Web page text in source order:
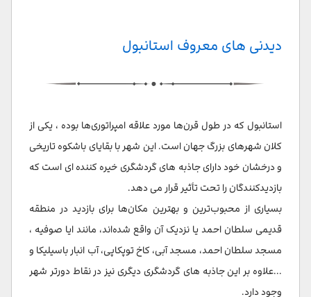
دیدنی های معروف استانبول
استانبول که در طول قرن‌ها مورد علاقه امپراتوری‌ها بوده ، یکی از
کلان شهرهای بزرگ جهان است. این شهر با بقایای باشکوه تاریخی
و درخشان خود دارای جاذبه های گردشگری خیره کننده ای است که
بازدیدکنندگان را تحت تأثیر قرار می دهد.
بسیاری از محبوب‌ترین و بهترین مکان‌ها برای بازدید در منطقه
قدیمی سلطان احمد یا نزدیک آن واقع شده‌اند، مانند ایا صوفیه ،
مسجد سلطان احمد، مسجد آبی، کاخ توپکاپی، آب انبار باسیلیکا و
...علاوه بر این جاذبه های گردشگری دیگری نیز در نقاط دورتر شهر
وجود دارد.